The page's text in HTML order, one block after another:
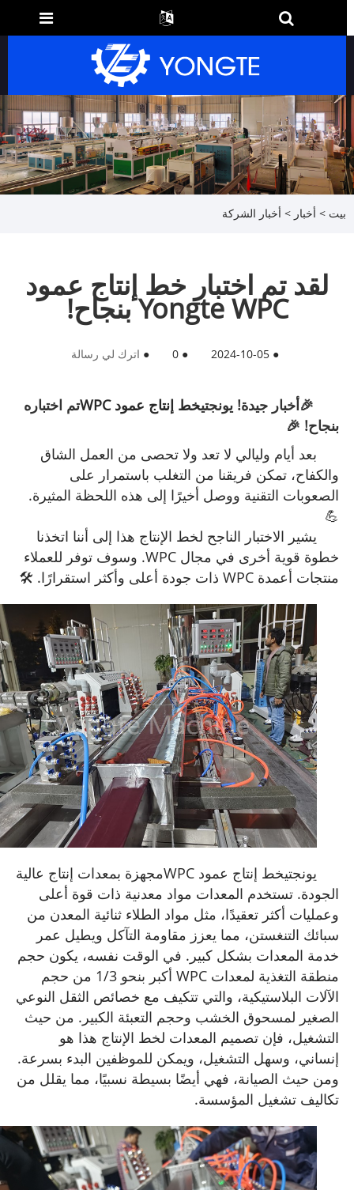
بيت > أخبار>أخبار الشركة
لقد تم اختبار خط إنتاج عمود
Yongte WPC بنجاح!
●
2024-10-05
●
0
●اترك لي رسالة
🎉أخبار جيدة! يونجتيخط إنتاج عمود WPC
تم اختباره
بنجاح! 🎉
بعد أيام وليالي لا تعد ولا تحصى من العمل الشاق
والكفاح، تمكن فريقنا من التغلب باستمرار على
الصعوبات التقنية ووصل أخيرًا إلى هذه اللحظة المثيرة.
💪
يشير الاختبار الناجح لخط الإنتاج هذا إلى أننا اتخذنا
خطوة قوية أخرى في مجال WPC. وسوف توفر للعملاء
منتجات أعمدة WPC ذات جودة أعلى وأكثر استقرارًا. 🛠️
يونجتيخط إنتاج عمود WPC
مجهزة بمعدات إنتاج عالية
الجودة. تستخدم المعدات مواد معدنية ذات قوة أعلى
وعمليات أكثر تعقيدًا، مثل مواد الطلاء ثنائية المعدن من
سبائك التنغستن، مما يعزز مقاومة التآكل ويطيل عمر
خدمة المعدات بشكل كبير. في الوقت نفسه، يكون حجم
منطقة التغذية لمعدات WPC أكبر بنحو 1/3 من حجم
الآلات البلاستيكية، والتي تتكيف مع خصائص الثقل النوعي
الصغير لمسحوق الخشب وحجم التعبئة الكبير. من حيث
التشغيل، فإن تصميم المعدات لخط الإنتاج هذا هو
إنساني، وسهل التشغيل، ويمكن للموظفين البدء بسرعة.
ومن حيث الصيانة، فهي أيضًا بسيطة نسبيًا، مما يقلل من
تكاليف تشغيل المؤسسة.